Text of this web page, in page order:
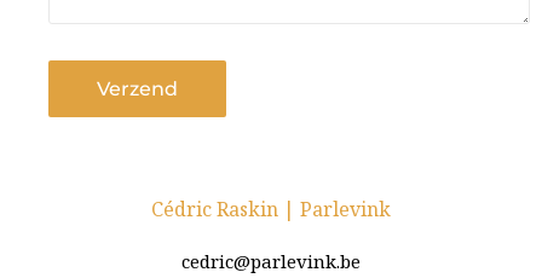
Verzend
Cédric Raskin | Parlevink
cedric@parlevink.be